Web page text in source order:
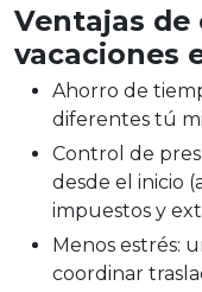
Ventajas
vacaciones
Ahorro de
diferentes tú
Control de
desde el inicio
impuestos y
Menos estrés:
coordinar